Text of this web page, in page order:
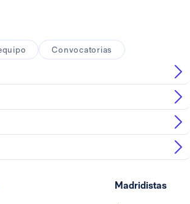
Convocatorias
Madridistas